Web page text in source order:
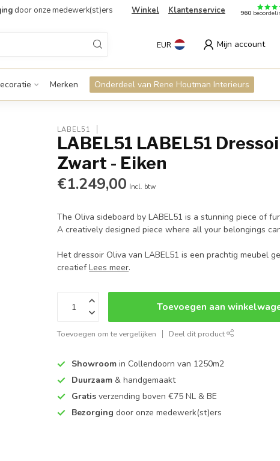
door onze medewerk(st)ers Winkel Klantenservice 960
EUR Mijn account
Merken Onderdeel van Rene Houtman Interieurs
LABEL51
LABEL51 LABEL51
Zwart - Eiken
€1.249,00 Incl. btw
The Oliva sideboard by LABEL51 is a stunning piece of
A creatively designed piece where all your belongings
Het dressoir Oliva van LABEL51 is een prachtig meubel
creatiefLees meer.
Toevoegen aan
Toevoegen om te vergelijken Deel dit product
Showroom in Collendoorn van 1250m2
Duurzaam & handgemaakt
Gratis verzending boven €75 NL & BE
Bezorging door onze medewerk(st)ers